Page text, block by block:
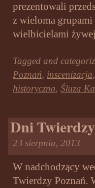
prezentowali
z wieloma
wielbicielami
Tagged and
Poznań, inscenizacja
historyczna, Śluza
Dni
23 sierpnia, 2013
W nadchodzący
Twierdzy Poznań.